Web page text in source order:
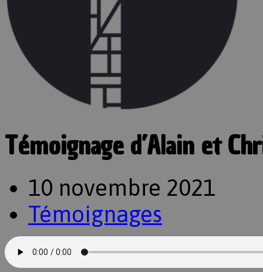
Témoignage d’Alain et
10 novembre 2021
Témoignages